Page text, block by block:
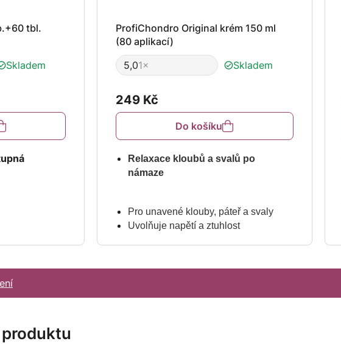
tbl.
Skladem
ProfiChondro Original krém 150 ml
(80 aplikací)
Průměrné
hodnocení
je
5,0
hvězdiček.
5,01× Skladem
249 Kč
Do košíku
Relaxace kloubů a svalů po
námaze
Pro unavené klouby, páteř a svaly
Uvolňuje napětí a ztuhlost
kafrem
Vhodný pro masáž a zábal